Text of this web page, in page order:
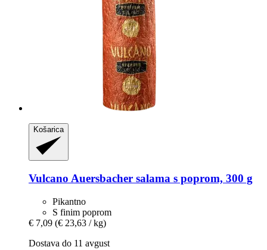
Košarica
Vulcano Auersbacher salama s poprom, 300 g
Pikantno
S finim poprom
€ 7,09 (€ 23,63 / kg)
Dostava do 11 avgust